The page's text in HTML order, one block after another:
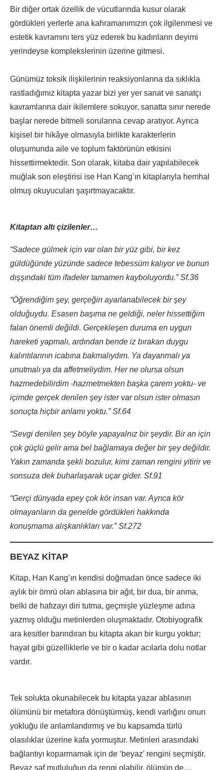
Bir diğer ortak özellik de vücutlarında kusur olarak
gördükleri yerlerle ana kahramanımızın çok ilgilenmesi ve
estetik kavramını ters yüz ederek bu kadınların deyimi
yerindeyse komplekslerinin üzerine gitmesi.
Günümüz toksik ilişkilerinin reaksiyonlarına da sıklıkla
rastladığımız kitapta yazar bizi yer yer sanat ve sanatçı
kavramlarına dair ikilemlere sokuyor, sanatta sınır nerede
başlar nerede bitmeli sorularına cevap aratıyor. Ayrıca
kişisel bir hikâye olmasıyla birlikte karakterlerin
oluşumunda aile ve toplum faktörünün etkisini
hissettirmektedir. Son olarak, kitaba dair yapılabilecek
muğlak son eleştirisi ise Han Kang’ın kitaplarıyla hemhal
olmuş okuyucuları şaşırtmayacaktır.
Kitaptan altı çizilenler…
“Sadece gülmek için var olan bir yüz gibi, bir kez
güldüğünde yüzünde sadece tebessüm kalıyor ve bunun
dışşındaki tüm ifadeler tamamen kayboluyordu.” Sf.36
“Öğrendiğim şey, gerçeğin ayarlanabilecek bir şey
olduğuydu. Esasen başıma ne geldiği, neler hissettiğim
falan önemli değildi. Gerçekleşen duruma en uygun
hareketi yapmalı, ardından bende iz bırakan duygu
kalıntılarının icabına bakmalıydım. Ya dayanmalı ya
unutmalı ya da affetmeliydim. Her ne olursa olsun
hazmedebilirdim -hazmetmekten başka çarem yoktu- ve
içimde gerçek denilen şey ister var olsun ister olmasın
sonuçta hiçbir anlamı yoktu.” Sf.64
“Sevgi denilen şey böyle yapayalnız bir şeydir. Bir an için
çok güçlü gelir ama bel bağlamaya değer bir şey değildir.
Yakın zamanda şekli bozulur, kimi zaman rengini yitirir ve
sonsuza dek buharlaşarak uçar gider. Sf.91
“Gerçi dünyada epey çok kör insan var. Ayrıca kör
olmayanların da genelde gördükleri hakkında
konuşmama alışkanlıkları var.” Sf.272
BEYAZ KİTAP
Kitap, Han Kang’ın kendisi doğmadan önce sadece iki
aylık bir ömrü olan ablasına bir ağıt, bir dua, bir anma,
belki de hafızayı diri tutma, geçmişle yüzleşme adına
yazmış olduğu metinlerden oluşmaktadır. Otobiyografik
ara kesitler barındıran bu kitapta akan bir kurgu yoktur;
hayat gibi güzelliklerle ve bir o kadar acılarla dolu notlar
vardır.
Tek solukta okunabilecek bu kitapta yazar ablasının
ölümünü bir metafora dönüştürmüş, kendi varlığını onun
yokluğu ile anlamlandırmış ve bu kapsamda türlü
olasılıklar üzerine kafa yormuştur. Metinleri arasındaki
bağlantıyı koparmamak için de ‘beyaz’ rengini seçmiştir.
Beyaz saf mutluluğun da rengi olabilir, ölümün de…